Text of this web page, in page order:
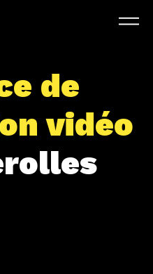
de
vidéo